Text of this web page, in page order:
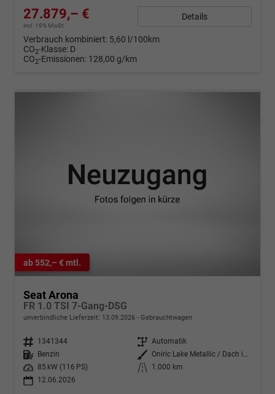
27.879,– €
incl. 19% MwSt.
Details
Verbrauch kombiniert: 5,60 l/100km
CO2-Klasse: D
CO2-Emissionen: 128,00 g/km
ab 552,– € mtl.
Seat Arona
FR 1.0 TSI 7-Gang-DSG
unverbindliche Lieferzeit: 13.09.2026 Gebrauchtwagen
Fahrzeugnr. 1341344 Getriebe Automatik
Kraftstoff
Benzin Außenfarbe
Oniric Lake Metallic / Dach in Midnight Schwarz Metallic
Leistung
85 kW (116 PS) Kilometerstand
1.000 km
12.06.2026